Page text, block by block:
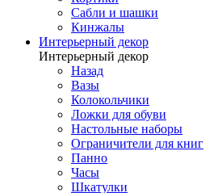
Сабли и шашки
Кинжалы
Интерьерный декор
Интерьерный декор
Назад
Вазы
Колокольчики
Ложки для обуви
Настольные наборы
Ограничители для книг
Панно
Часы
Шкатулки